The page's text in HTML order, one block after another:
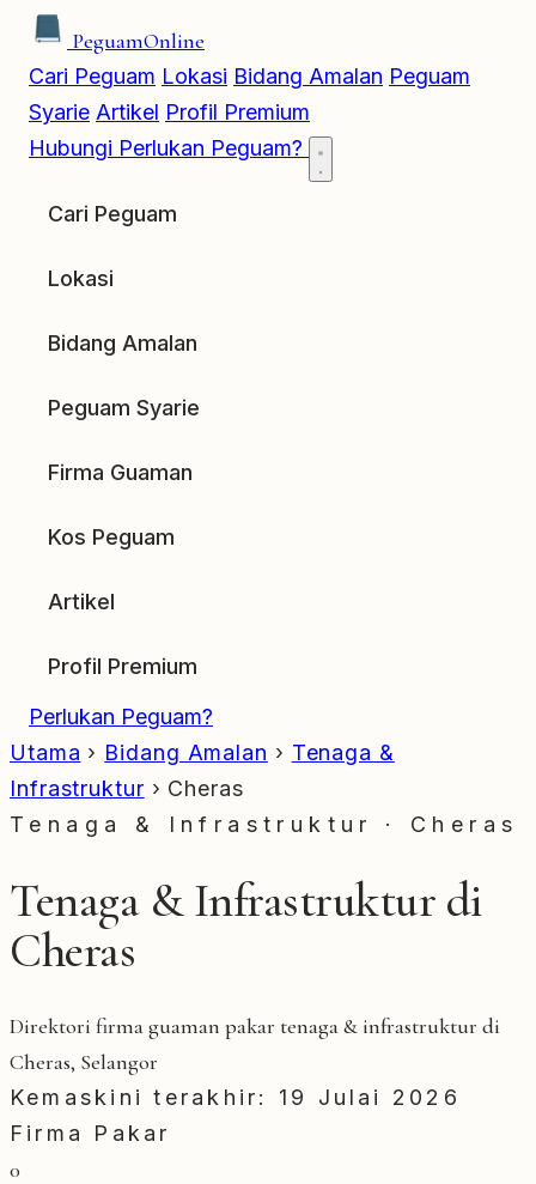
PeguamOnline
Cari Peguam Lokasi Bidang Amalan Peguam
Syarie Artikel Profil Premium
Hubungi Perlukan Peguam?
Cari Peguam
Lokasi
Bidang Amalan
Peguam Syarie
Firma Guaman
Kos Peguam
Artikel
Profil Premium
Perlukan Peguam?
Utama › Bidang Amalan › Tenaga &
Infrastruktur › Cheras
Tenaga & Infrastruktur · Cheras
Tenaga & Infrastruktur di
Cheras
Direktori firma guaman pakar tenaga & infrastruktur di
Cheras, Selangor
Kemaskini terakhir: 19 Julai 2026
Firma Pakar
0